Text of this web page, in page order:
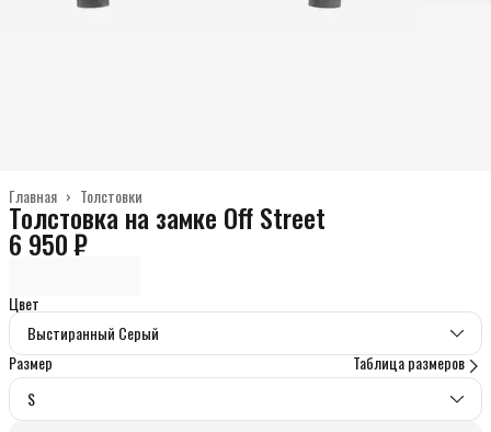
Толстовки
Главная ›
Толстовка на замке Off Street
6 950 ₽
Цвет
Выстиранный Серый
Размер
Таблица размеров
S